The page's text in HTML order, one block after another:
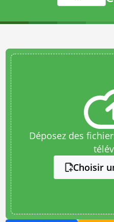
Déposez des
Choisir